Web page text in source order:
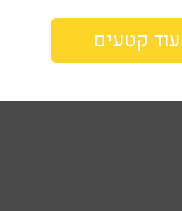
עוד קטעים